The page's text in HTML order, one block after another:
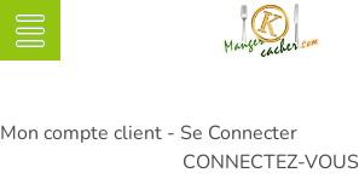
Mon compte client - Se Connecter
CONNECTEZ-VOUS